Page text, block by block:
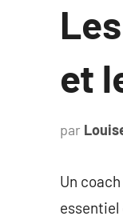
et
par
Un
essentiel